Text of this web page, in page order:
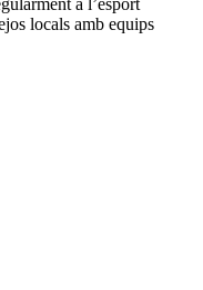
a l’esport
locals amb equips